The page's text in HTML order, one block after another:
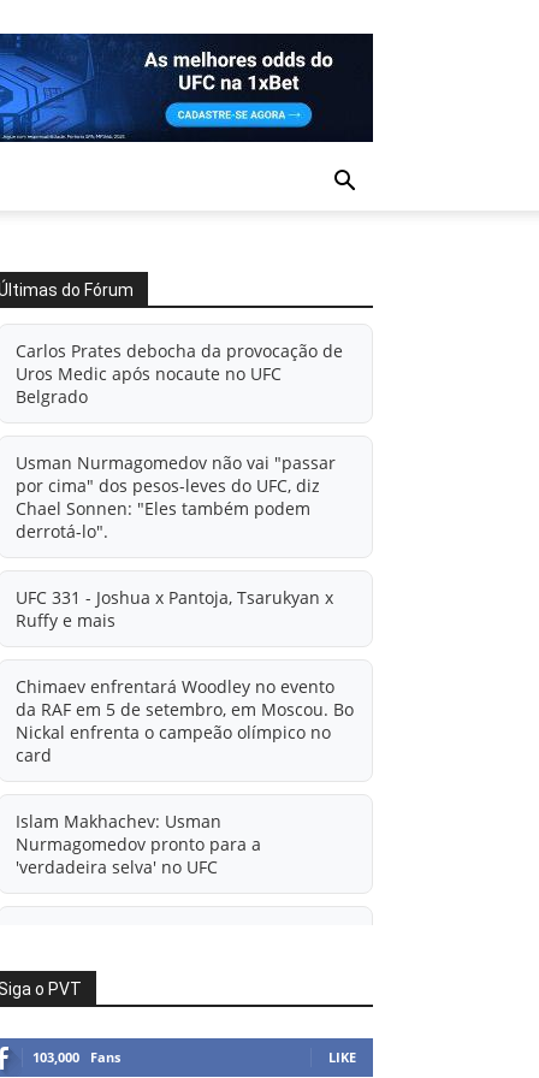
do Fórum
Carlos Prates debocha da provocação de
Uros Medic após nocaute no UFC
Belgrado
Usman Nurmagomedov não vai "passar
por cima" dos pesos-leves do UFC, diz
Chael Sonnen: "Eles também podem
derrotá-lo".
UFC 331 - Joshua x Pantoja, Tsarukyan x
Ruffy e mais
Chimaev enfrentará Woodley no evento
da RAF em 5 de setembro, em Moscou. Bo
Nickal enfrenta o campeão olímpico no
card
Islam Makhachev: Usman
Nurmagomedov pronto para a
'verdadeira selva' no UFC
informações sobre possível mudança
para o UFC após novas negociações.
Islam Makhachev: Há concorrentes
o PVT
103,000 Fans LIKE